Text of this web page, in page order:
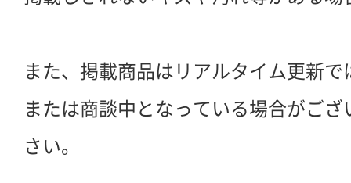
また、掲載商品はリアルタイム更新
または商談中となっている場合がご
さい。